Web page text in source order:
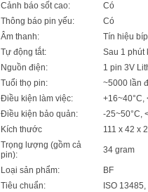
Cảnh báo sốt cao:
Có
Thông báo pin yếu:
Có
Âm thanh:
Tín hiệu
Tự động tắt:
Sau 1 phút
Nguồn điện:
1 pin 3V
Tuổi thọ pin:
~5000 lần
Điều kiện làm việc:
+16~40°C,
Điều kiện bảo quản:
-25~50°C,
Kích thước
111 x 42 x
Trọng lượng (gồm cả
pin):
34 gram
Loại sản phẩm:
BF
Tiêu chuẩn:
ISO